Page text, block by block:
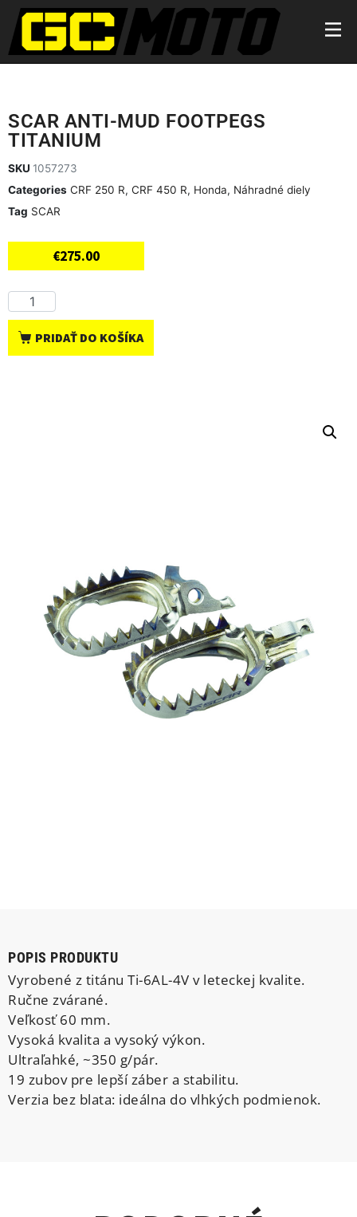
SCAR ANTI-MUD FOOTPEGS
TITANIUM
SKU 1057273
Categories CRF 250 R, CRF 450 R, Honda, Náhradné diely
Tag SCAR
€275.00
PRIDAŤ DO KOŠÍKA
POPIS PRODUKTU
Vyrobené z titánu Ti-6AL-4V v leteckej kvalite.
Ručne zvárané.
Veľkosť 60 mm.
Vysoká kvalita a vysoký výkon.
Ultraľahké, ~350 g/pár.
19 zubov pre lepší záber a stabilitu.
Verzia bez blata: ideálna do vlhkých podmienok.